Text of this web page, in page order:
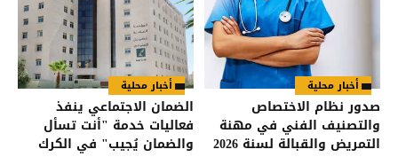
أخبار محلية
صدور نظام الاختصاص
والتصنيف الفني في مهنة
التمريض والقبالة لسنة 2026
أخبار محلية
الضمان الاجتماعي ينفذ
فعاليات خدمة "أنت تسأل
والضمان يُجيب" في الكرك